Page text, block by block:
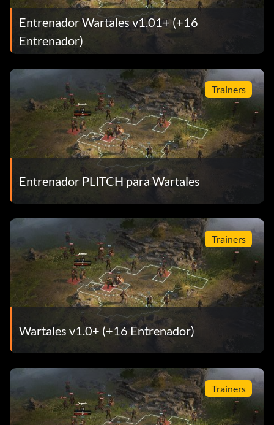
Entrenador Wartales v1.01+ (+16
Entrenador)
Trainers
Entrenador PLITCH para Wartales
Trainers
Wartales v1.0+ (+16 Entrenador)
Trainers